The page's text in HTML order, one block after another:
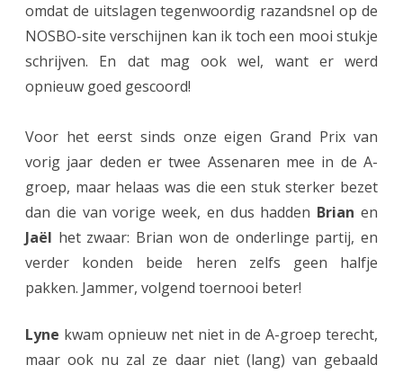
r
g
o
o
k
n
C
omdat de uitslagen tegenwoordig razandsnel op de
NOSBO-site verschijnen kan ik toch een mooi stukje
schrijven. En dat mag ook wel, want er werd
opnieuw goed gescoord!
Voor het eerst sinds onze eigen Grand Prix van
vorig jaar deden er twee Assenaren mee in de A-
groep, maar helaas was die een stuk sterker bezet
dan die van vorige week, en dus hadden Brian en
Jaël het zwaar: Brian won de onderlinge partij, en
verder konden beide heren zelfs geen halfje
pakken. Jammer, volgend toernooi beter!
Lyne kwam opnieuw net niet in de A-groep terecht,
maar ook nu zal ze daar niet (lang) van gebaald